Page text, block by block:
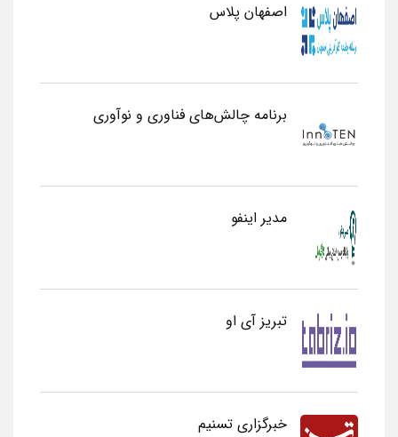
اصفهان پلاس
برنامه چالش‌های فناوری و نوآوری
مدیر اینفو
تبریز آی او
خبرگزاری تسنیم